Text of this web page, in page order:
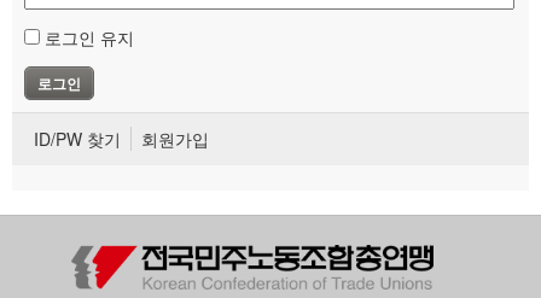
로그인 유지
ID/PW 찾기 회원가입